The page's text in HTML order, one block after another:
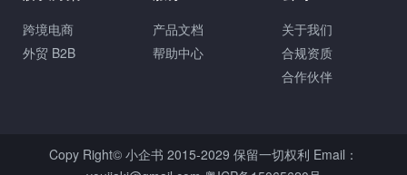
跨境电商
外贸 B2B
产品文档
帮助中心
关于我们
合规资质
合作伙伴
Copy Right© 小企书 2015-2029 保留一切权利 Email：